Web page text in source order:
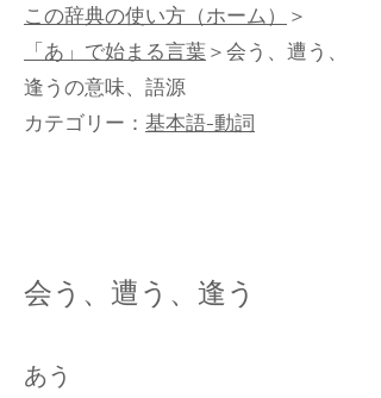
この辞典の使い方（ホーム）＞
「あ」で始まる言葉＞会う、遭う、
逢うの意味、語源
カテゴリー： 基本語-動詞
会う、遭う、逢う
あう